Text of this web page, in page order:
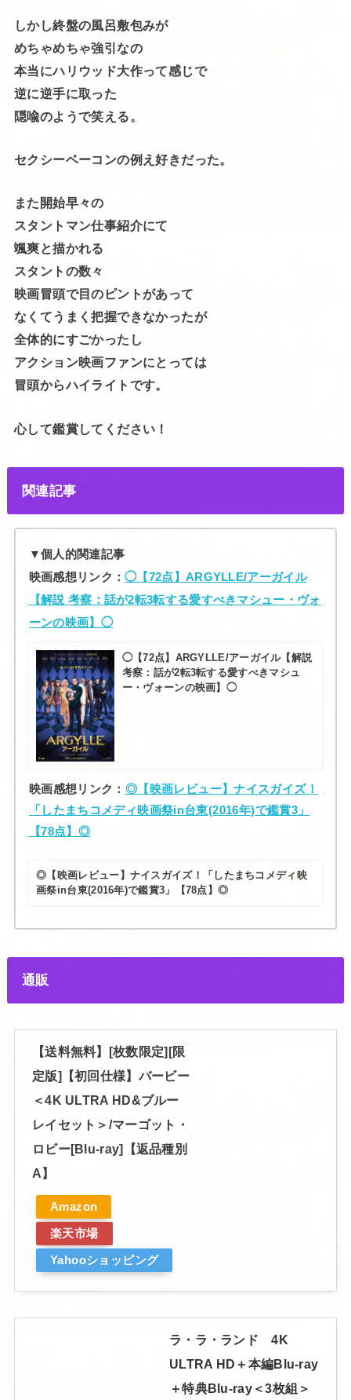
しかし終盤の風呂敷包みが
めちゃめちゃ強引なの
本当にハリウッド大作って感じで
逆に逆手に取った
隠喩のようで笑える。
セクシーベーコンの例え好きだった。
また開始早々の
スタントマン仕事紹介にて
颯爽と描かれる
スタントの数々
映画冒頭で目のピントがあって
なくてうまく把握できなかったが
全体的にすごかったし
アクション映画ファンにとっては
冒頭からハイライトです。
心して鑑賞してください！
関連記事
▼個人的関連記事
映画感想リンク：◯【72点】ARGYLLE/アーガイル
【解説 考察：話が2転3転する愛すべきマシュー・ヴォ
ーンの映画】◯
◯【72点】ARGYLLE/アーガイル【解説
考察：話が2転3転する愛すべきマシュ
ー・ヴォーンの映画】◯
映画感想リンク： ◎【映画レビュー】ナイスガイズ！
「したまちコメディ映画祭in台東(2016年)で鑑賞3」
【78点】◎
◎【映画レビュー】ナイスガイズ！「したまちコメディ映
画祭in台東(2016年)で鑑賞3」【78点】◎
通販
【送料無料】[枚数限定][限
定版]【初回仕様】バービー
＜4K ULTRA HD&ブルー
レイセット＞/マーゴット・
ロビー[Blu-ray]【返品種別
A】
Amazon
楽天市場
Yahooショッピング
ラ・ラ・ランド 4K
ULTRA HD＋本編Blu-ray
＋特典Blu-ray＜3枚組＞